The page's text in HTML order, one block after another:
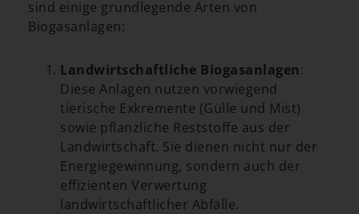
sind einige grundlegende Arten von
Biogasanlagen:
Landwirtschaftliche Biogasanlagen:
Diese Anlagen nutzen vorwiegend
tierische Exkremente (Gülle und Mist)
sowie pflanzliche Reststoffe aus der
Landwirtschaft. Sie dienen nicht nur der
Energiegewinnung, sondern auch der
effizienten Verwertung
landwirtschaftlicher Abfälle.